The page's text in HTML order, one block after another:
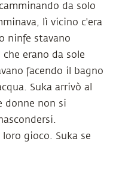
da solo
lì vicino c'era
ninfe stavano
erano da sole
facendo il bagno
Suka arrivò al
donne non si
gioco. Suka se